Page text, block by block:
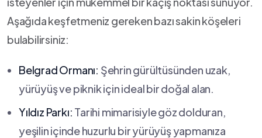
Aşağıda keşfetmeniz gereken bazı​ sakin köşeleri
bulabilirsiniz:
Belgrad ‍Ormanı: Şehrin gürültüsünden uzak,
yürüyüş ve piknik için ideal​ bir ⁣doğal alan.
Yıldız ​Parkı: Tarihi mimarisiyle göz ⁤dolduran,
yeşilin ⁢içinde ⁤huzurlu bir yürüyüş yapmanıza